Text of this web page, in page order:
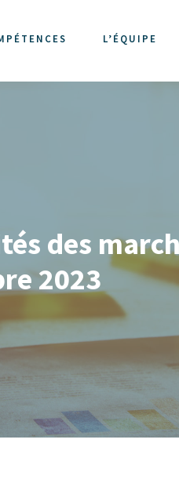
L’ÉQUIPE
des
2023